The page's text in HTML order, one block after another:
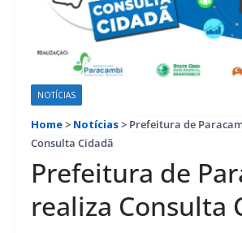
NOTÍCIAS
Home> Notícias> Prefeitura de
Consulta Cidadã
Prefeitura de
realiza Consulta